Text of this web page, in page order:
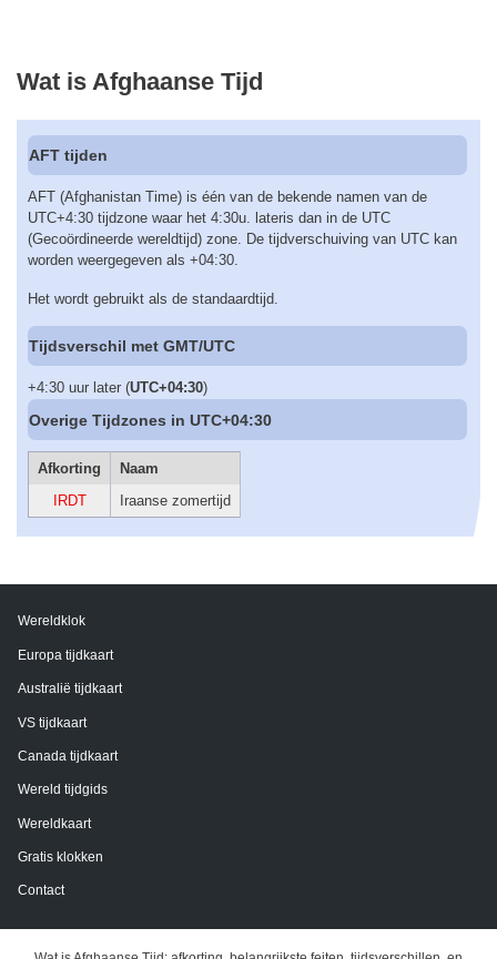
Wat is Afghaanse Tijd
AFT tijden
AFT (Afghanistan Time) is één van de bekende namen van de
UTC+4:30 tijdzone waar het 4:30u. lateris dan in de UTC
(Gecoördineerde wereldtijd) zone. De tijdverschuiving van UTC kan
worden weergegeven als +04:30.
Het wordt gebruikt als de standaardtijd.
Tijdsverschil met GMT/UTC
+4:30 uur later (UTC+04:30)
Overige Tijdzones in UTC+04:30
Afkorting
Naam
IRDT
Iraanse zomertijd
Wereldklok
Europa tijdkaart
Australië tijdkaart
VS tijdkaart
Canada tijdkaart
Wereld tijdgids
Wereldkaart
Gratis klokken
Contact